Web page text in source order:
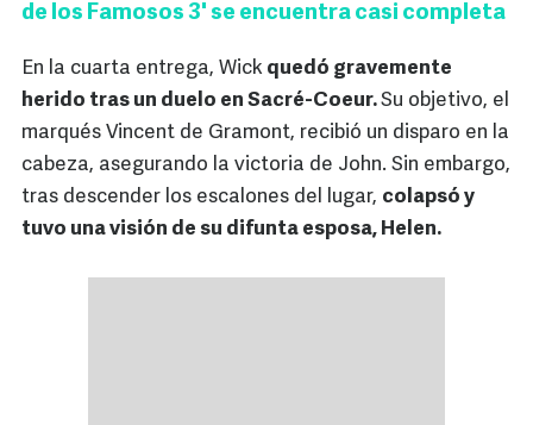
de los Famosos 3' se encuentra casi completa
En la cuarta entrega, Wick quedó gravemente
herido tras un duelo en Sacré-Coeur.Su objetivo, el
marqués Vincent de Gramont, recibió un disparo en la
cabeza, asegurando la victoria de John. Sin embargo,
tras descender los escalones del lugar, colapsó y
tuvo una visión de su difunta esposa, Helen.